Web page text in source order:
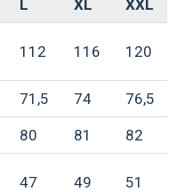
L XL XXL
112 116 120
71,5 74 76,5
80 81 82
47 49 51